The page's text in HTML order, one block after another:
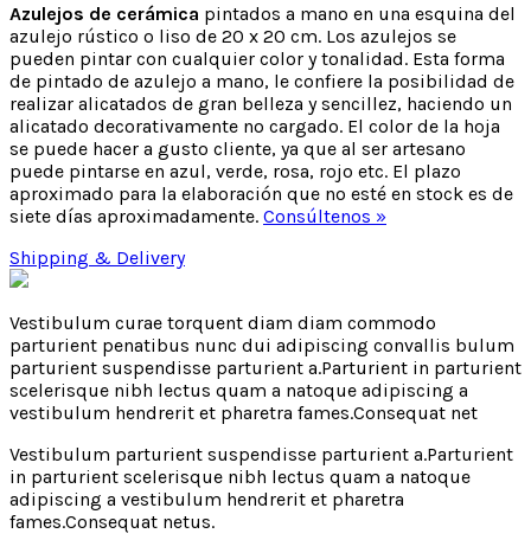
Azulejos de cerámica pintados a mano en una esquina del
azulejo rústico o liso de 20 x 20 cm. Los azulejos se
pueden pintar con cualquier color y tonalidad. Esta forma
de pintado de azulejo a mano, le confiere la posibilidad de
realizar alicatados de gran belleza y sencillez, haciendo un
alicatado decorativamente no cargado. El color de la hoja
se puede hacer a gusto cliente, ya que al ser artesano
puede pintarse en azul, verde, rosa, rojo etc. El plazo
aproximado para la elaboración que no esté en stock es de
siete días aproximadamente. Consúltenos »
Shipping & Delivery
Vestibulum curae torquent diam diam commodo
parturient penatibus nunc dui adipiscing convallis bulum
parturient suspendisse parturient a.Parturient in parturient
scelerisque nibh lectus quam a natoque adipiscing a
vestibulum hendrerit et pharetra fames.Consequat net
Vestibulum parturient suspendisse parturient a.Parturient
in parturient scelerisque nibh lectus quam a natoque
adipiscing a vestibulum hendrerit et pharetra
fames.Consequat netus.